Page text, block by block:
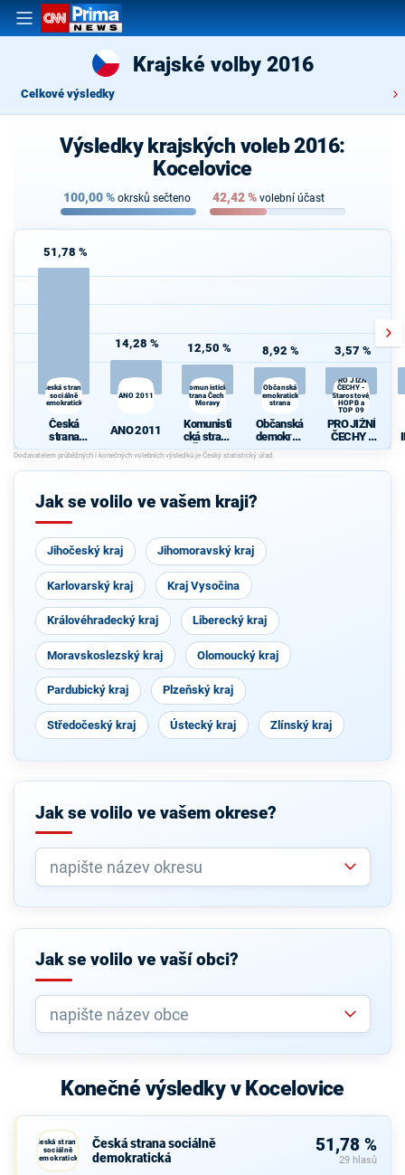
Krajské volby 2016
Celkové výsledky
Výsledky krajských voleb 2016:
Kocelovice
100,00% okrsků sečteno 42,42% volební účast
51,78 %
Česká strana
sociálně
demokratická
Česká
strana
sociálně
demokrati
cká
14,28 %
ANO 2011
ANO 2011
12,50 %
Komunistická
strana Čech a
Moravy
Komunisti
cká strana
Čech a
Moravy
8,92 %
Občanská
demokratická
strana
Občanská
demokrati
cká strana
3,57 %
PRO JIŽNÍ
ČECHY -
Starostové,
HOPB a
TOP 09
PRO JIŽNÍ
ČECHY -
Starostové
TOP 09
Jak se volilo ve vašem kraji?
Jihočeský kraj Jihomoravský kraj
Karlovarský kraj Kraj Vysočina
Královéhradecký kraj Liberecký kraj
Moravskoslezský kraj Olomoucký kraj
Pardubický kraj Plzeňský kraj
Středočeský kraj Ústecký kraj Zlínský kraj
Jak se volilo ve vašem okrese?
Jak se volilo ve vaší obci?
Konečné výsledky v Kocelovice
Česká strana
sociálně
demokratická
Česká strana sociálně
demokratická
51,78 %
29 hlasů